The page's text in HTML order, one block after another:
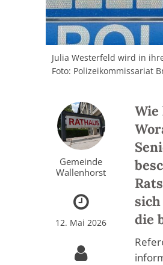
Julia Westerfeld wird in
Foto: Polizeikommissariat
Gemeinde
Wallenhorst
12. Mai 2026
Wie
die